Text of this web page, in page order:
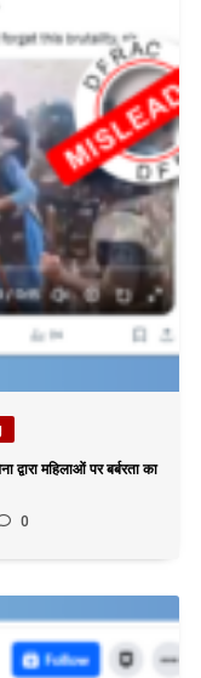
महिलाओं पर बर्बरता का
0